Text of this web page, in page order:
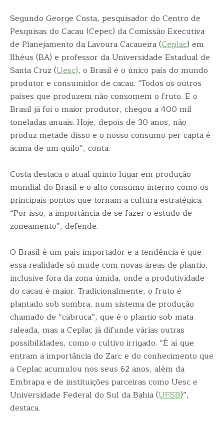
Segundo George Costa, pesquisador do Centro de
Pesquisas do Cacau (Cepec) da Comissão Executiva
de Planejamento da Lavoura Cacaueira (Ceplac) em
Ilhéus (BA) e professor da Universidade Estadual de
Santa Cruz (Uesc), o Brasil é o único país do mundo
produtor e consumidor de cacau. “Todos os outros
países que produzem não consomem o fruto. E o
Brasil já foi o maior produtor, chegou a 400 mil
toneladas anuais. Hoje, depois de 30 anos, não
produz metade disso e o nosso consumo per capta é
acima de um quilo”, conta.
Costa destaca o atual quinto lugar em produção
mundial do Brasil e o alto consumo interno como os
principais pontos que tornam a cultura estratégica.
“Por isso, a importância de se fazer o estudo de
zoneamento”, defende.
O Brasil é um país importador e a tendência é que
essa realidade só mude com novas áreas de plantio,
inclusive fora da zona úmida, onde a produtividade
do cacau é maior. Tradicionalmente, o fruto é
plantado sob sombra, num sistema de produção
chamado de “cabruca”, que é o plantio sob mata
raleada, mas a Ceplac já difunde várias outras
possibilidades, como o cultivo irrigado. “É aí que
entram a importância do Zarc e do conhecimento que
a Ceplac acumulou nos seus 62 anos, além da
Embrapa e de instituições parceiras como Uesc e
Universidade Federal do Sul da Bahia (UFSB)”,
destaca.